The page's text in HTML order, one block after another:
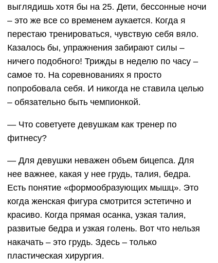
выглядишь хотя бы на 25. Дети, бессонные ночи
– это же все со временем аукается. Когда я
перестаю тренироваться, чувствую себя вяло.
Казалось бы, упражнения забирают силы –
ничего подобного! Трижды в неделю по часу –
самое то. На соревнованиях я просто
попробовала себя. И никогда не ставила целью
– обязательно быть чемпионкой.
— Что советуете девушкам как тренер по
фитнесу?
— Для девушки неважен объем бицепса. Для
нее важнее, какая у нее грудь, талия, бедра.
Есть понятие «формообразующих мышц». Это
когда женская фигура смотрится эстетично и
красиво. Когда прямая осанка, узкая талия,
развитые бедра и узкая голень. Вот что нельзя
накачать – это грудь. Здесь – только
пластическая хирургия.